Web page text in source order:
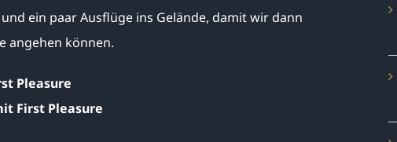
ein paar Ausflüge ins Gelände, damit wir dann
angehen können.
Pleasure
First Pleasure